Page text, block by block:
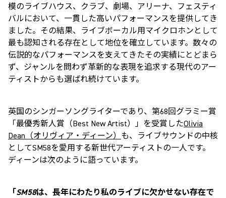
模のライブハウス、クラブ、劇場、アリーナ、フェスティ
バルにおいて、一貫した高いパフォーマンスを提供してき
ました。その結果、ライブボーカル用マイクロホンとして
最も認知される存在として地位を確立しています。数々の
伝説的なパフォーマンスを支えてきたその実績にとどまら
ず、ジャンルを問わず革新的な表現を追求する現代のアー
ティストからも選ばれ続けています。
英国のシンガーソングライターであり、第68回グラミー賞
「最優秀新人賞（Best New Artist）」を受賞したOlivia
Dean （オリヴィア・ディーン） も、ライブサウンドの中核
としてSM58を愛用する新世代アーティストの一人です。
ディーンは次のように語っています。
「 SM58は、長年にわたり私のライブに欠かせない存在で